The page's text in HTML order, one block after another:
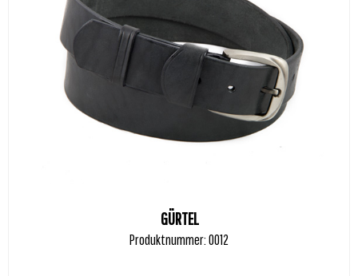
GÜRTEL
Produktnummer: 0012